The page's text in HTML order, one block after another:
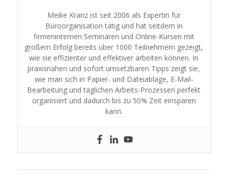
Meike Kranz ist seit 2006 als Expertin für
Büroorganisation tätig und hat seitdem in
firmeninternen Seminaren und Online-Kursen mit
großem Erfolg bereits über 1000 Teilnehmern gezeigt,
wie sie effizienter und effektiver arbeiten können. In
praxisnahen und sofort umsetzbaren Tipps zeigt sie,
wie man sich in Papier- und Dateiablage, E-Mail-
Bearbeitung und täglichen Arbeits-Prozessen perfekt
organisiert und dadurch bis zu 50% Zeit einsparen
kann.